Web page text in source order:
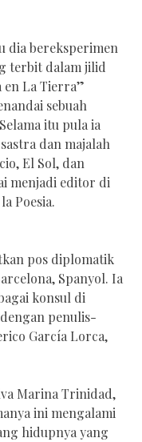
dia bereksperimen
terbit dalam jilid
en La Tierra”
sebuah
itu pula ia
dan majalah
El Sol, dan
menjadi editor di
Poesia.
pos diplomatik
Spanyol. Ia
konsul di
penulis-
García Lorca,
Marina Trinidad,
ini mengalami
hidupnya yang